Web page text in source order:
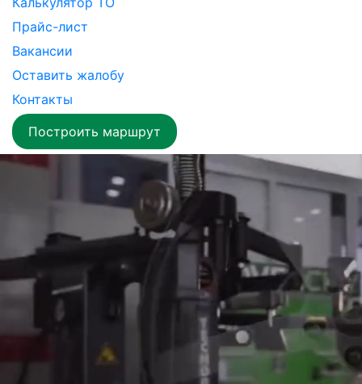
Прайс-лист
Вакансии
Оставить жалобу
Контакты
Построить маршрут